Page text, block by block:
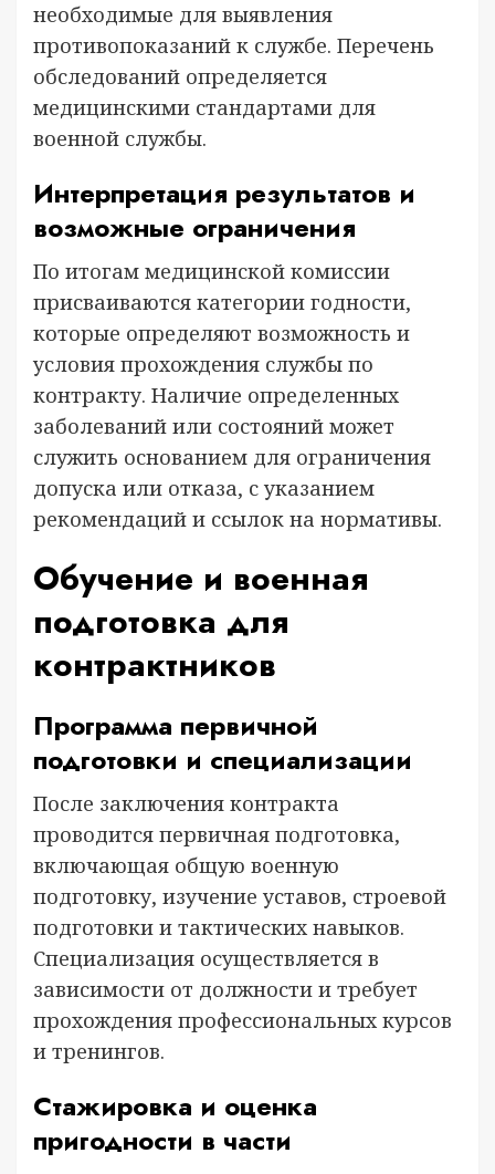
необходимые для выявления
противопоказаний к службе. Перечень
обследований определяется
медицинскими стандартами для
военной службы.
Интерпретация результатов и
возможные ограничения
По итогам медицинской комиссии
присваиваются категории годности,
которые определяют возможность и
условия прохождения службы по
контракту. Наличие определенных
заболеваний или состояний может
служить основанием для ограничения
допуска или отказа, с указанием
рекомендаций и ссылок на нормативы.
Обучение и военная
подготовка для
контрактников
Программа первичной
подготовки и специализации
После заключения контракта
проводится первичная подготовка,
включающая общую военную
подготовку, изучение уставов, строевой
подготовки и тактических навыков.
Специализация осуществляется в
зависимости от должности и требует
прохождения профессиональных курсов
и тренингов.
Стажировка и оценка
пригодности в части